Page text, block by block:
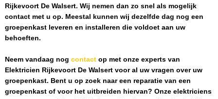
Rijkevoort De Walsert. Wij nemen dan zo snel als mogelijk
contact met u op. Meestal kunnen wij dezelfde dag nog een
groepenkast leveren en installeren die voldoet aan uw
behoeften.
Neem vandaag nog contact op met onze experts van
Elektricien Rijkevoort De Walsert voor al uw vragen over uw
groepenkast. Bent u op zoek naar een reparatie van een
groepenkast of voor het uitbreiden hiervan? Onze elektriciens